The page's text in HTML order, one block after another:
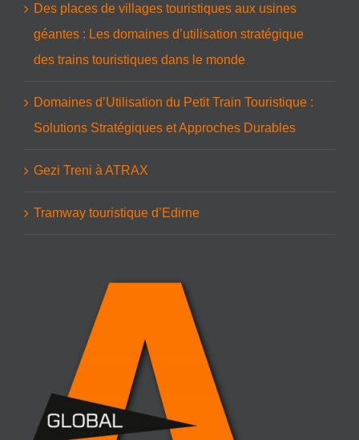
Des places de villages touristiques aux usines
géantes : Les domaines d’utilisation stratégique
des trains touristiques dans le monde
Domaines d’Utilisation du Petit Train Touristique :
Solutions Stratégiques et Approches Durables
Gezi Treni à ATRAX
Tramway touristique d’Edirne